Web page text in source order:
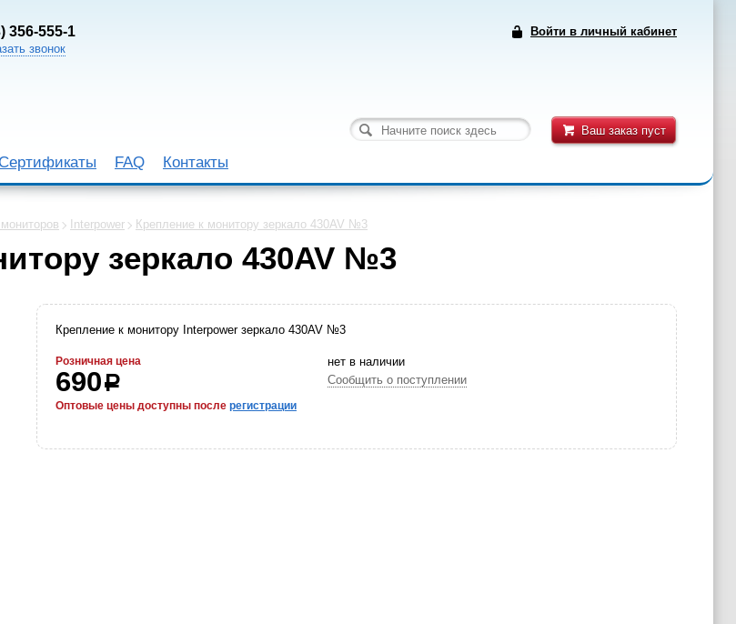
Войти в личный кабинет
356-555-1
звонок
Ваш заказ пуст
Сертификаты FAQ Контакты
Interpower Крепление к монитору зеркало 430AV №3
зеркало 430AV №3
Крепление к монитору Interpower зеркало 430AV №3
Розничная цена
690р
Оптовые цены доступны после регистрации
нет в наличии
Сообщить о поступлении